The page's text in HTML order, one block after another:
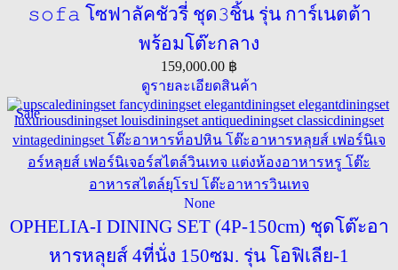
𝚜𝚘𝚏𝚊 โซฟาลัคชัวรี่ ชุด𝟹ชิ้น รุ่น การ์เนตต้า
พร้อมโต๊ะกลาง
159,000.00 ฿
ดูรายละเอียดสินค้า
Sale
None
OPHELIA-I DINING SET (4P-150cm) ชุดโต๊ะอา
หารหลุยส์ 4ที่นั่ง 150ซม. รุ่น โอฟิเลีย-1